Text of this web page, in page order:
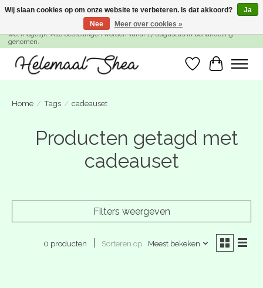
SUMMER BREAK! Wij zijn gesloten van 27 juli t/m 16 augustus. Bestellen is nog
wel mogelijk. Alle bestellingen worden vanaf 17 augustus in behandeling
genomen.
Verlanglijst
Home / Tags / cadeauset
Producten getagd met
cadeauset
Filters weergeven
0 producten Sorteren op Meest bekeken
Wij slaan cookies op om onze website te verbeteren. Is dat akkoord?
Ja
Nee
Meer over cookies »